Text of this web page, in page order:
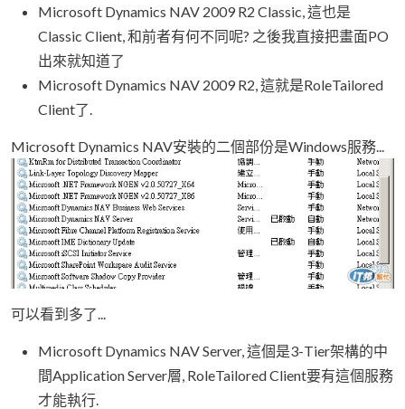
Microsoft Dynamics NAV 2009 R2 Classic, 這也是
Classic Client, 和前者有何不同呢? 之後我直接把畫面PO
出來就知道了
Microsoft Dynamics NAV 2009 R2, 這就是RoleTailored
Client了.
Microsoft Dynamics NAV安裝的二個部份是Windows服務...
可以看到多了...
Microsoft Dynamics NAV Server, 這個是3-Tier架構的中
間Application Server層, RoleTailored Client要有這個服務
才能執行.